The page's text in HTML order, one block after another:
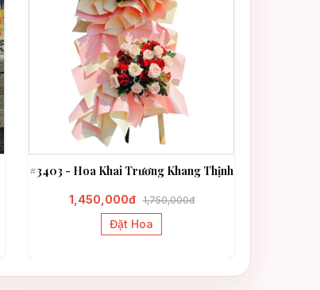
#3403 - Hoa Khai Trương Khang Thịnh
1,450,000đ 1,750,000đ
Đặt Hoa